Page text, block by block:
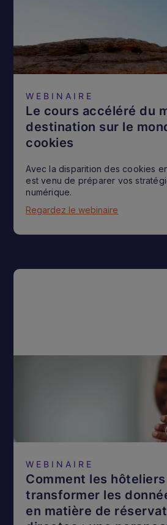
WEBINAIRE
Le cours accéléré du
destination sur le
cookies
Avec la disparition des cookies
est venu de préparer vos
numérique.
Regardez le webinaire
WEBINAIRE
Comment les
transformer les
en matière de